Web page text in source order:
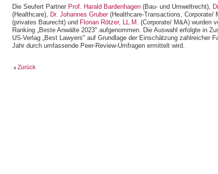
Die Seufert Partner Prof. Harald Bardenhagen (Bau- und Umweltrecht),
(Healthcare), Dr. Johannes Gruber(Healthcare-Transactions, Corporate/
(privates Baurecht) und Florian Rötzer, LL.M . (Corporate/ M&A) wurden
Ranking „Beste Anwälte 2023" aufgenommen. Die Auswahl erfolgte in
US-Verlag „Best Lawyers" auf Grundlage der Einschätzung zahlreicher
Jahr durch umfassende Peer-Review-Umfragen ermittelt wird.
Zurück